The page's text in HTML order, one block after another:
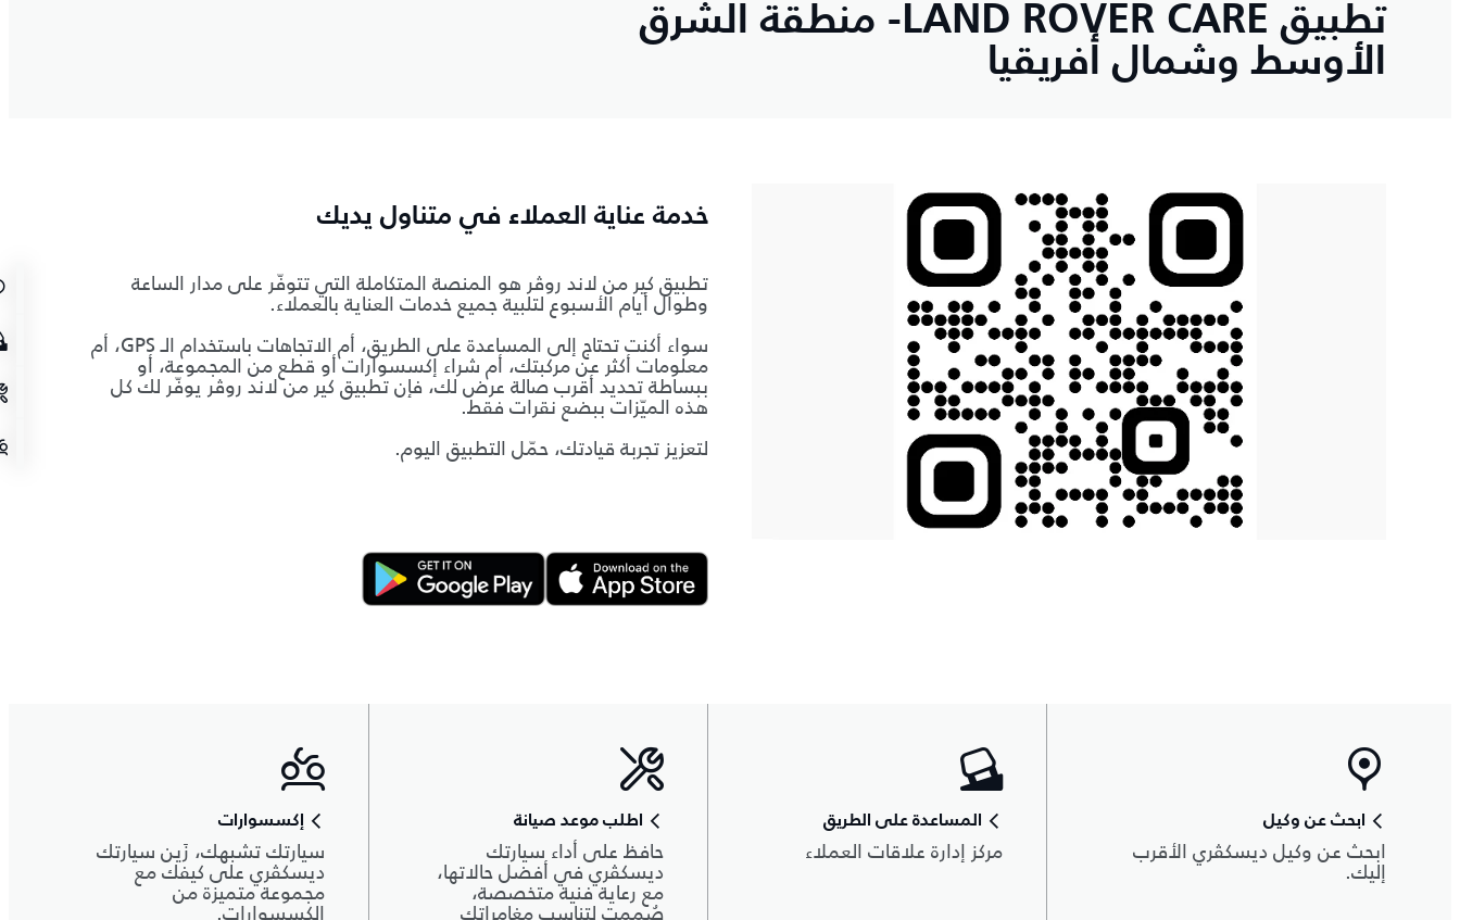
تطبيق LAND ROVER CARE- منطقة الشرق
الأوسط وشمال أفريقيا
خدمة عناية العملاء في متناول يديك
تطبيق كير من لاند روڤر هو المنصة المتكاملة التي تتوفّر على مدار الساعة
وطوال أيام الأسبوع لتلبية جميع خدمات العناية بالعملاء.
سواء أكنت تحتاج إلى المساعدة على الطريق، أم الاتجاهات باستخدام الـ GPS، أم
معلومات أكثر عن مركبتك، أم شراء إكسسوارات أو قطع من المجموعة، أو
ببساطة تحديد أقرب صالة عرض لك، فإن تطبيق كير من لاند روڤر يوفّر لك كل
هذه الميّزات ببضع نقرات فقط.
لتعزيز تجربة قيادتك، حمّل التطبيق اليوم.
ابحث عن وكيل
ابحث عن وكيل ديسكڤري الأقرب
إليك.
المساعدة على الطريق
مركز إدارة علاقات العملاء
اطلب موعد صيانة
حافظ على أداء سيارتك
ديسكڤري في أفضل حالاتها،
مع رعاية فنية متخصصة،
صُممت لتناسب مغامراتك
إكسسوارات
سيارتك تشبهك، زَين سيارتك
ديسكڤري على كيفك مع
مجموعة متميزة من
الكسسوارات.